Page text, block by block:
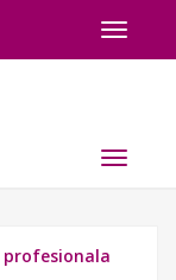
Toggle
Toggle
profesionala